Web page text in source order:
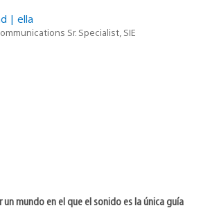
| ella
Sr. Specialist, SIE
mundo en el que el sonido es la única guía